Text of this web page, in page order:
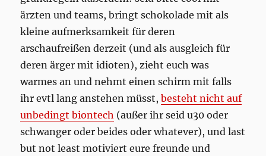
ärzten und teams, bringt schokolade mit als
kleine aufmerksamkeit für deren
arschaufreißen derzeit (und als ausgleich für
deren ärger mit idioten), zieht euch was
warmes an und nehmt einen schirm mit falls
ihr evtl lang anstehen müsst,besteht nicht auf
unbedingt biontech (außer ihr seid u30 oder
schwanger oder beides oder whatever), und last
but not least motiviert eure freunde und